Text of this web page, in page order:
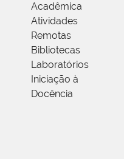
Acadêmica
Atividades
Remotas
Bibliotecas
Laboratórios
Iniciação à
Docência